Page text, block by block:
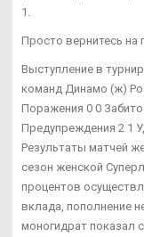
1.
Просто вернитесь на
Выступление в
команд Динамо (ж)
Поражения 0 0
Предупреждения 2 1
Результаты матчей
сезон женской
процентов
вклада, пополнение
моногидрат показал